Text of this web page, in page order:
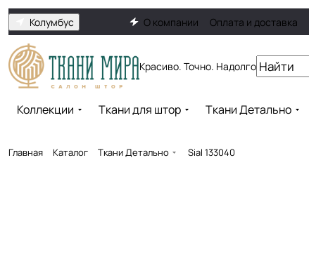
Колумбус О компании Оплата и доставка
Красиво. Точно. Надолго
Коллекции Ткани для штор Ткани Детально
Главная Каталог Ткани Детально Sial 133040